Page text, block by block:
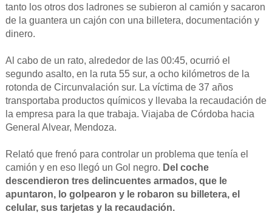
tanto los otros dos ladrones se subieron al camión y sacaron
de la guantera un cajón con una billetera, documentación y
dinero.
Al cabo de un rato, alrededor de las 00:45, ocurrió el
segundo asalto, en la ruta 55 sur, a ocho kilómetros de la
rotonda de Circunvalación sur. La víctima de 37 años
transportaba productos químicos y llevaba la recaudación de
la empresa para la que trabaja. Viajaba de Córdoba hacia
General Alvear, Mendoza.
Relató que frenó para controlar un problema que tenía el
camión y en eso llegó un Gol negro. Del coche
descendieron tres delincuentes armados, que le
apuntaron, lo golpearon y le robaron su billetera, el
celular, sus tarjetas y la recaudación.